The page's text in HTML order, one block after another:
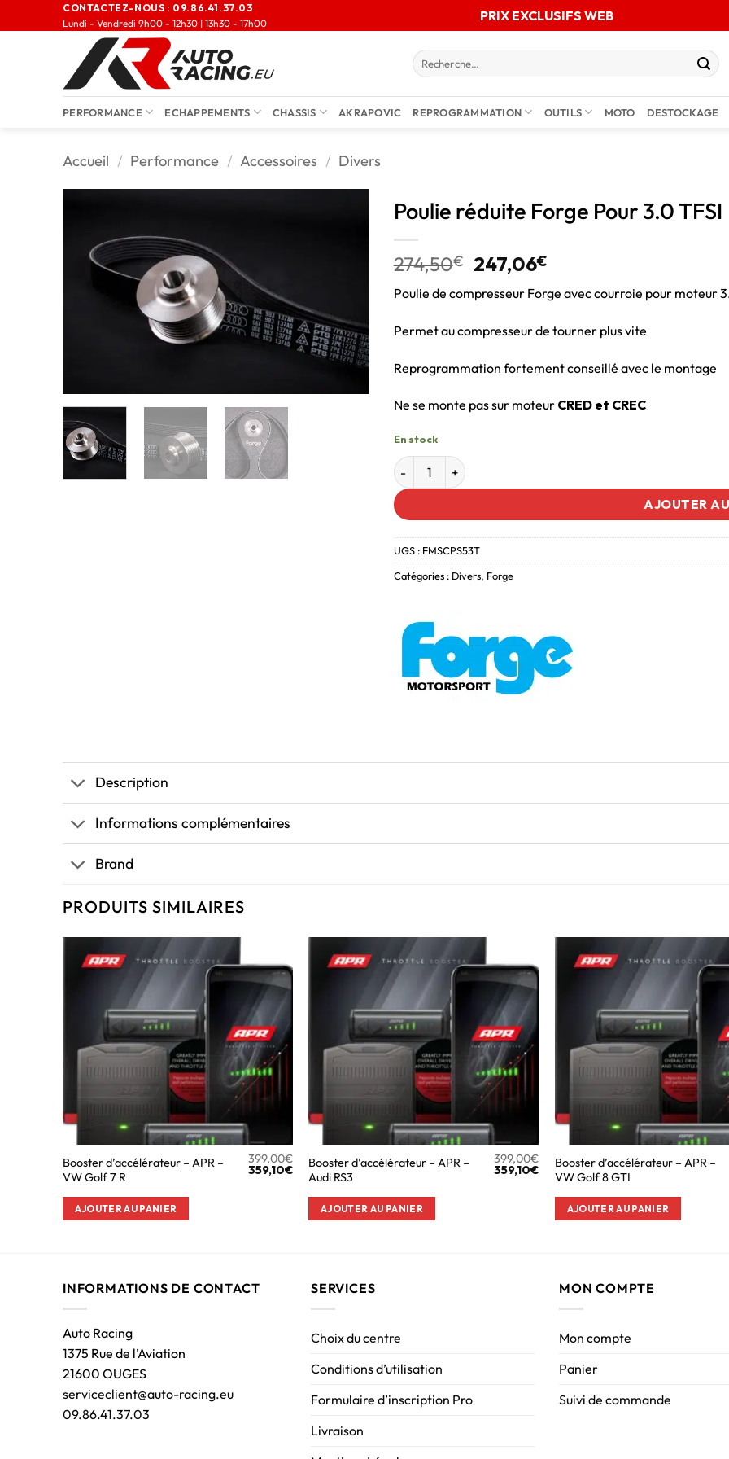
CONTACTEZ-NOUS : 09.86.41.37.03
Lundi - Vendredi 9h00 - 12h30 | 13h30 - 17h00
PRIX EXCLUSIFS WEB
PERFORMANCE ECHAPPEMENTS CHASSIS AKRAPOVIC REPROGRAMMATION OUTILS MOTO DESTOCKAGE
Accueil / Performance / Accessoires / Divers
Poulie réduite Forge Pour 3.0 TFSI
274,50€ 247,06€
Poulie de compresseur Forge avec courroie pour moteur
Permet au compresseur de tourner plus vite
Reprogrammation fortement conseillé avec le montage
Ne se monte pas sur moteur CRED et CREC
En stock
AJOUTER
UGS : FMSCPS53T
Catégories : Divers, Forge
Description
Informations complémentaires
Brand
PRODUITS SIMILAIRES
Booster d’accélérateur – APR –
VW Golf 7 R
399,00€
359,10€
AJOUTER AU PANIER
Booster d’accélérateur – APR –
Audi RS3
399,00€
359,10€
AJOUTER AU PANIER
Booster d’accélérateur – APR –
VW Golf 8 GTI
AJOUTER AU PANIER
INFORMATIONS DE CONTACT
Auto Racing
1375 Rue de l’Aviation
21600 OUGES
serviceclient@auto-racing.eu
09.86.41.37.03
SERVICES
Choix du centre
Conditions d’utilisation
Formulaire d’inscription Pro
Livraison
MON COMPTE
Mon compte
Panier
Suivi de commande